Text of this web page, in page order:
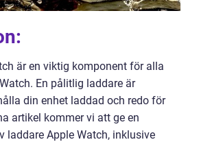
är en viktig komponent för alla
En pålitlig laddare är
din enhet laddad och redo för
artikel kommer vi att ge en
laddare Apple Watch, inklusive